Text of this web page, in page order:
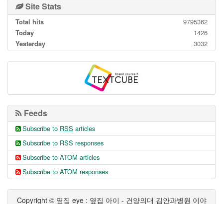
Site Stats
Total hits
9795362
Today
1426
Yesterday
3032
Feeds
Subscribe to RSS articles
Subscribe to RSS responses
Subscribe to ATOM articles
Subscribe to ATOM responses
Copyright © 옆집 eye : 옆집 아이 - 건양의대 김안과병원 이야